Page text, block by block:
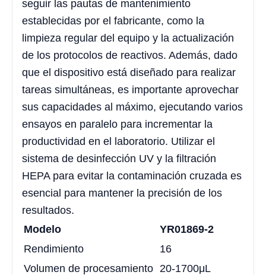
seguir las pautas de mantenimiento
establecidas por el fabricante, como la
limpieza regular del equipo y la actualización
de los protocolos de reactivos. Además, dado
que el dispositivo está diseñado para realizar
tareas simultáneas, es importante aprovechar
sus capacidades al máximo, ejecutando varios
ensayos en paralelo para incrementar la
productividad en el laboratorio. Utilizar el
sistema de desinfección UV y la filtración
HEPA para evitar la contaminación cruzada es
esencial para mantener la precisión de los
resultados.
Modelo
YR01869-2
Rendimiento
16
Volumen de procesamiento 20-1700μL